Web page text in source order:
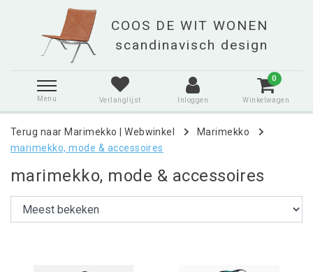
Menu Verlanglijst Inloggen
0
Winkelwagen
Terug naar Marimekko |Webwinkel
Marimekko
marimekko, mode & accessoires
marimekko, mode & accessoires